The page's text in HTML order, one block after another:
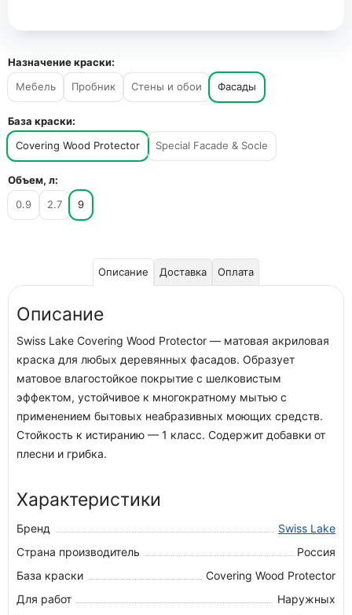
Назначение краски:
Мебель
Пробник Стены и обои Фасады
База краски:
Covering Wood Protector
Special Facade & Socle
Объем, л:
0.9
2.7 9
Описание Доставка Оплата
Описание
Swiss Lake Covering Wood Protector — матовая акриловая
краска для любых деревянных фасадов. Образует
матовое влагостойкое покрытие с шелковистым
эффектом, устойчивое к многократному мытью с
применением бытовых неабразивных моющих средств.
Стойкость к истиранию — 1 класс. Содержит добавки от
плесни и грибка.
Характеристики
Бренд
Swiss Lake
Страна производитель
Россия
База краски
Covering Wood Protector
Для работ
Наружных